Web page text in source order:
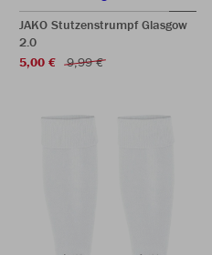
JAKO Stutzenstrumpf Glasgow
2.0
5,00 €
9,99 €